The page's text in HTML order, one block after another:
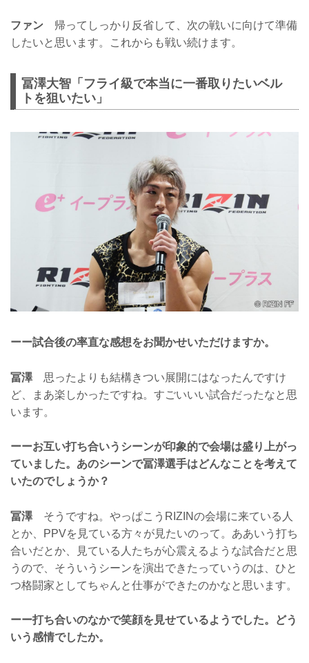
ファン 帰ってしっかり反省して、次の戦いに向けて準備
したいと思います。これからも戦い続けます。
冨澤大智「フライ級で本当に一番取りたいベル
トを狙いたい」
ーー試合後の率直な感想をお聞かせいただけますか。
冨澤思ったよりも結構きつい展開にはなったんですけ
ど、まあ楽しかったですね。すごいいい試合だったなと思
います。
ーーお互い打ち合いうシーンが印象的で会場は盛り上がっ
ていました。あのシーンで冨澤選手はどんなことを考えて
いたのでしょうか？
冨澤そうですね。やっぱこうRIZINの会場に来ている人
とか、PPVを見ている方々が見たいのって。ああいう打ち
合いだとか、見ている人たちが心震えるような試合だと思
うので、そういうシーンを演出できたっていうのは、ひと
つ格闘家としてちゃんと仕事ができたのかなと思います。
ーー打ち合いのなかで笑顔を見せているようでした。どう
いう感情でしたか。